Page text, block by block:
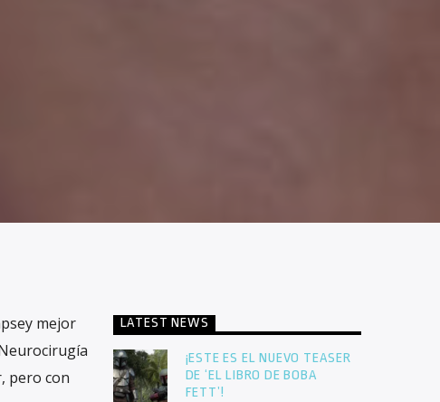
mejor
pero con
LATEST NEWS
¡ESTE ES EL NUEVO TEASER
DE ‘EL LIBRO DE BOBA
FETT’!